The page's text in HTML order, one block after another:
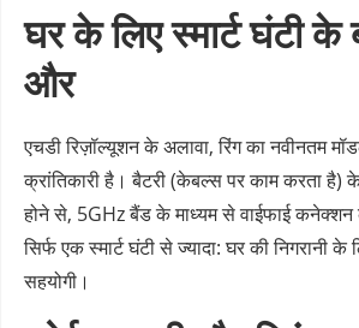
घर के लिए स्मार्ट घंटी
और
एचडी रिज़ॉल्यूशन के अलावा, रिंग का नवीनतम
क्रांतिकारी है। बैटरी (केबल्स पर काम करता है)
होने से, 5GHz बैंड के माध्यम से वाईफाई
सिर्फ एक स्मार्ट घंटी से ज्यादा: घर की निगरानी
सहयोगी।